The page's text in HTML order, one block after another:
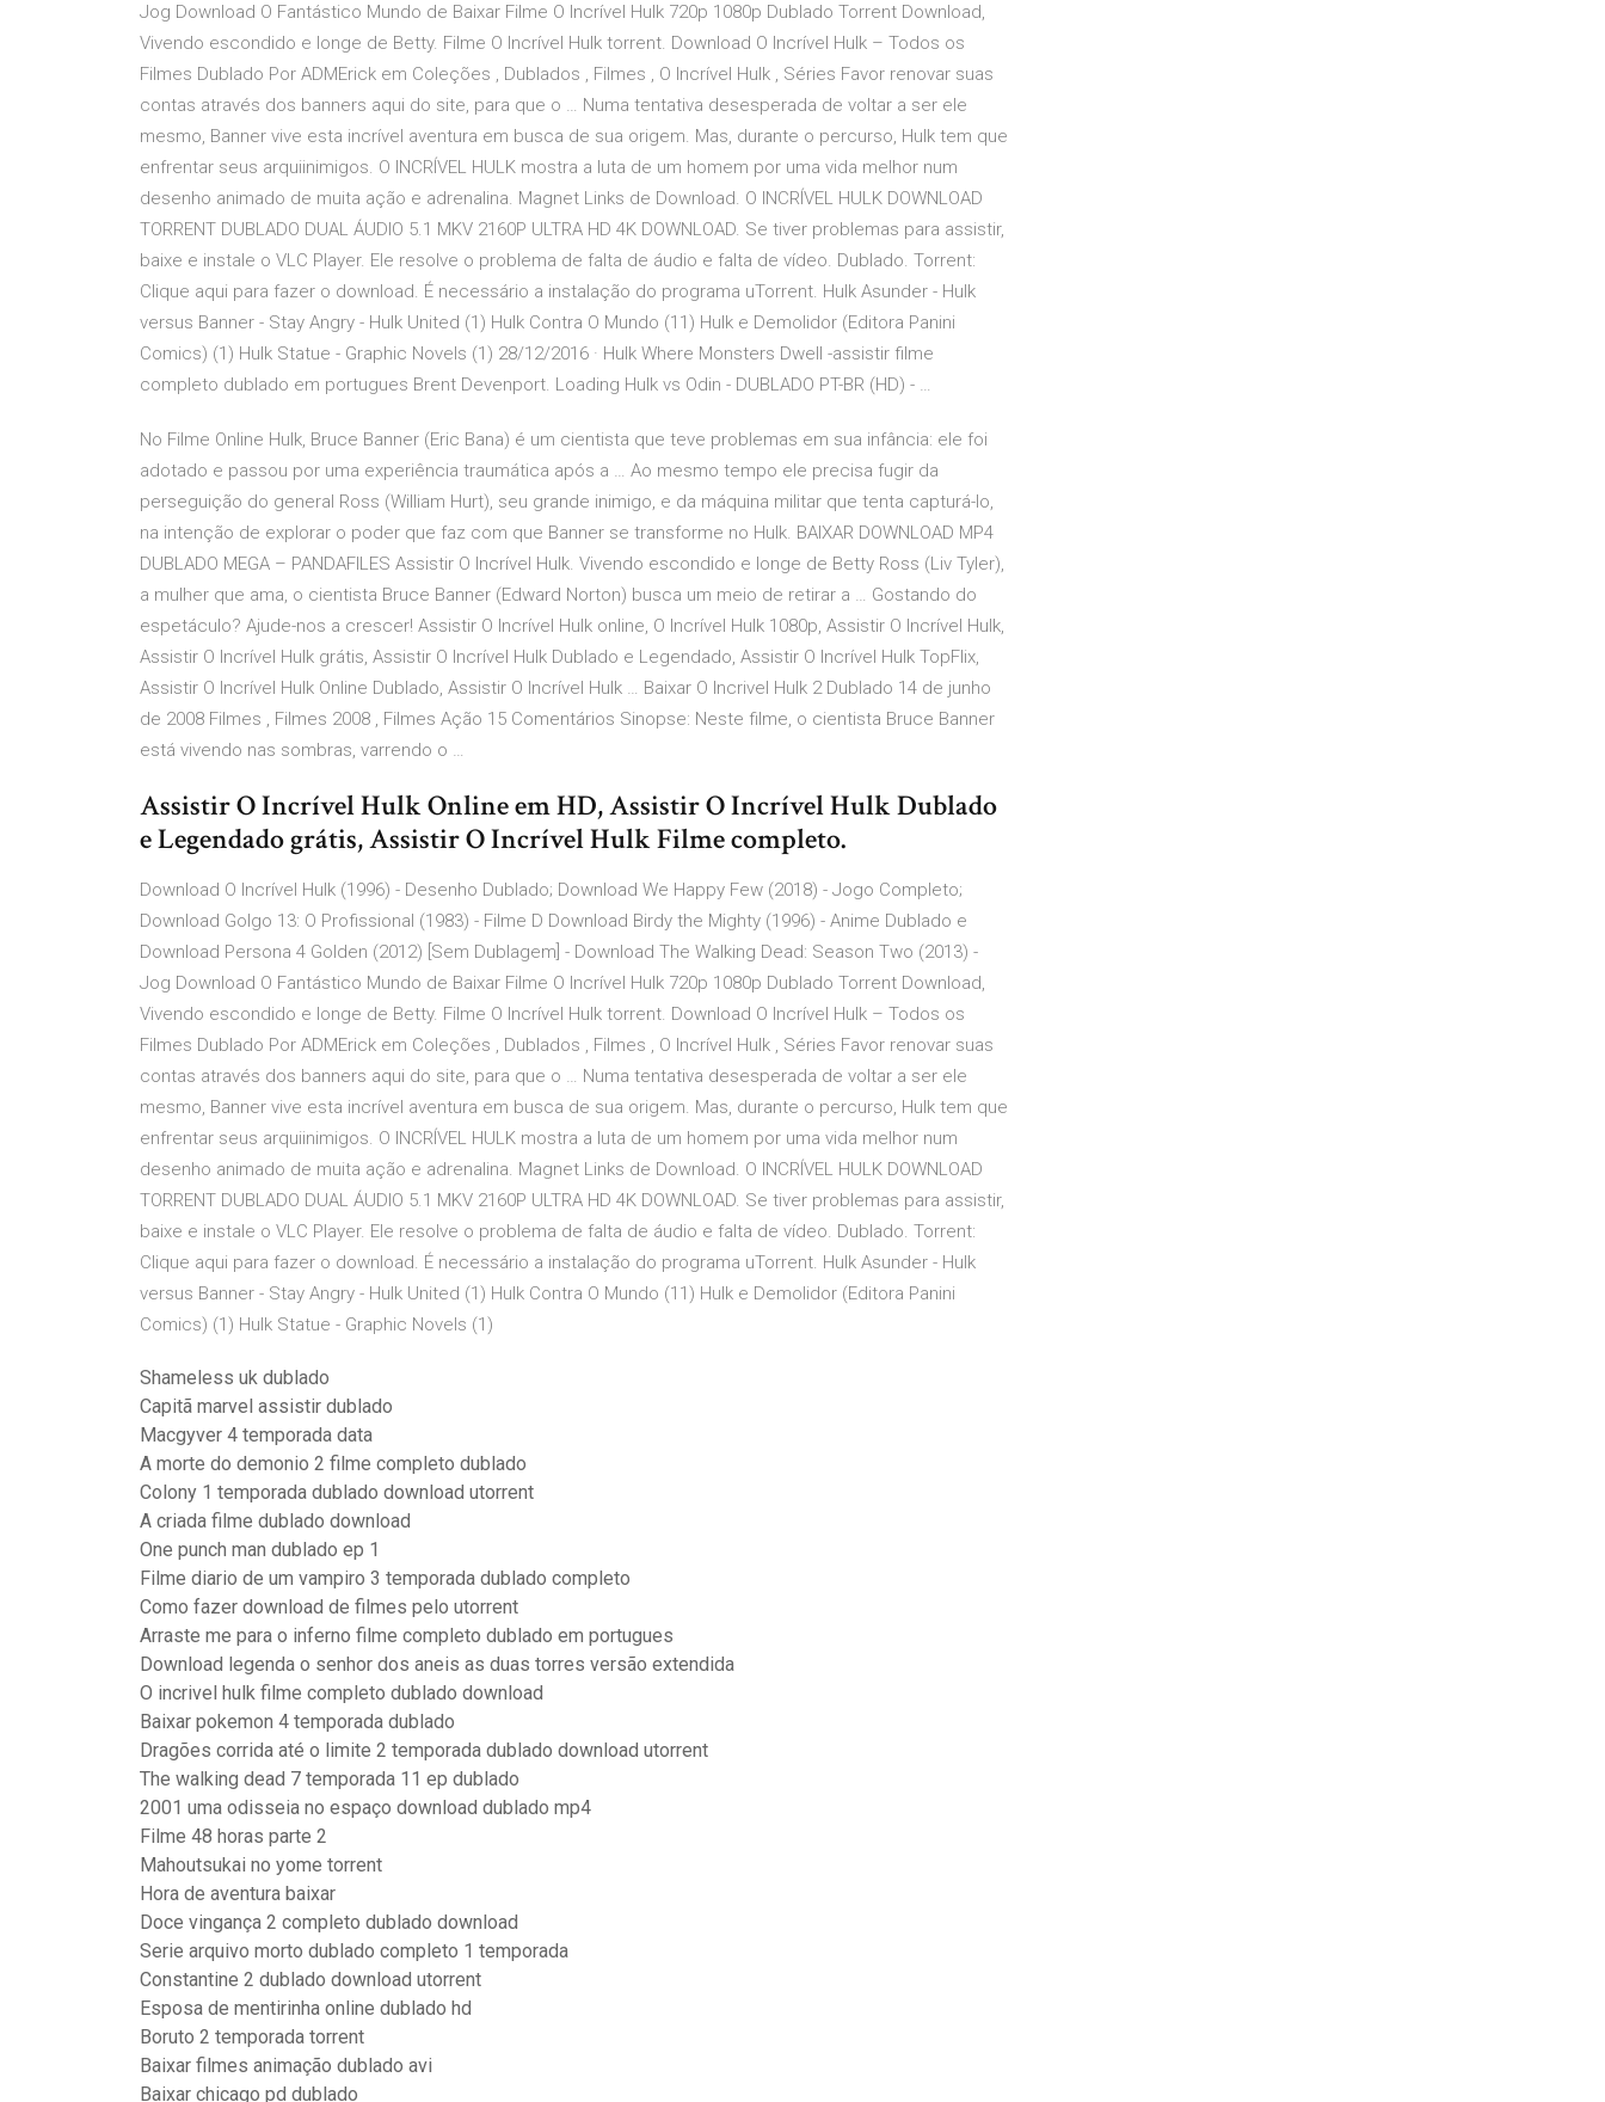
Jog Download O Fantástico Mundo de Baixar Filme O Incrível Hulk 720p 1080p Dublado Torrent Download,
Vivendo escondido e longe de Betty. Filme O Incrível Hulk torrent. Download O Incrível Hulk – Todos os
Filmes Dublado Por ADMErick em Coleções , Dublados , Filmes , O Incrível Hulk , Séries Favor renovar suas
contas através dos banners aqui do site, para que o … Numa tentativa desesperada de voltar a ser ele
mesmo, Banner vive esta incrível aventura em busca de sua origem. Mas, durante o percurso, Hulk tem que
enfrentar seus arquiinimigos. O INCRÍVEL HULK mostra a luta de um homem por uma vida melhor num
desenho animado de muita ação e adrenalina. Magnet Links de Download. O INCRÍVEL HULK DOWNLOAD
TORRENT DUBLADO DUAL ÁUDIO 5.1 MKV 2160P ULTRA HD 4K DOWNLOAD. Se tiver problemas para assistir,
baixe e instale o VLC Player. Ele resolve o problema de falta de áudio e falta de vídeo. Dublado. Torrent:
Clique aqui para fazer o download. É necessário a instalação do programa uTorrent. Hulk Asunder - Hulk
versus Banner - Stay Angry - Hulk United (1) Hulk Contra O Mundo (11) Hulk e Demolidor (Editora Panini
Comics) (1) Hulk Statue - Graphic Novels (1) 28/12/2016 · Hulk Where Monsters Dwell -assistir filme
completo dublado em portugues Brent Devenport. Loading Hulk vs Odin - DUBLADO PT-BR (HD) - …
No Filme Online Hulk, Bruce Banner (Eric Bana) é um cientista que teve problemas em sua infância: ele foi
adotado e passou por uma experiência traumática após a … Ao mesmo tempo ele precisa fugir da
perseguição do general Ross (William Hurt), seu grande inimigo, e da máquina militar que tenta capturá-lo,
na intenção de explorar o poder que faz com que Banner se transforme no Hulk. BAIXAR DOWNLOAD MP4
DUBLADO MEGA – PANDAFILES Assistir O Incrível Hulk. Vivendo escondido e longe de Betty Ross (Liv Tyler),
a mulher que ama, o cientista Bruce Banner (Edward Norton) busca um meio de retirar a … Gostando do
espetáculo? Ajude-nos a crescer! Assistir O Incrível Hulk online, O Incrível Hulk 1080p, Assistir O Incrível Hulk,
Assistir O Incrível Hulk grátis, Assistir O Incrível Hulk Dublado e Legendado, Assistir O Incrível Hulk TopFlix,
Assistir O Incrível Hulk Online Dublado, Assistir O Incrível Hulk … Baixar O Incrivel Hulk 2 Dublado 14 de junho
de 2008 Filmes , Filmes 2008 , Filmes Ação 15 Comentários Sinopse: Neste filme, o cientista Bruce Banner
está vivendo nas sombras, varrendo o …
Assistir O Incrível Hulk Online em HD, Assistir O Incrível Hulk Dublado
e Legendado grátis, Assistir O Incrível Hulk Filme completo.
Download O Incrível Hulk (1996) - Desenho Dublado; Download We Happy Few (2018) - Jogo Completo;
Download Golgo 13: O Profissional (1983) - Filme D Download Birdy the Mighty (1996) - Anime Dublado e
Download Persona 4 Golden (2012) [Sem Dublagem] - Download The Walking Dead: Season Two (2013) -
Jog Download O Fantástico Mundo de Baixar Filme O Incrível Hulk 720p 1080p Dublado Torrent Download,
Vivendo escondido e longe de Betty. Filme O Incrível Hulk torrent. Download O Incrível Hulk – Todos os
Filmes Dublado Por ADMErick em Coleções , Dublados , Filmes , O Incrível Hulk , Séries Favor renovar suas
contas através dos banners aqui do site, para que o … Numa tentativa desesperada de voltar a ser ele
mesmo, Banner vive esta incrível aventura em busca de sua origem. Mas, durante o percurso, Hulk tem que
enfrentar seus arquiinimigos. O INCRÍVEL HULK mostra a luta de um homem por uma vida melhor num
desenho animado de muita ação e adrenalina. Magnet Links de Download. O INCRÍVEL HULK DOWNLOAD
TORRENT DUBLADO DUAL ÁUDIO 5.1 MKV 2160P ULTRA HD 4K DOWNLOAD. Se tiver problemas para assistir,
baixe e instale o VLC Player. Ele resolve o problema de falta de áudio e falta de vídeo. Dublado. Torrent:
Clique aqui para fazer o download. É necessário a instalação do programa uTorrent. Hulk Asunder - Hulk
versus Banner - Stay Angry - Hulk United (1) Hulk Contra O Mundo (11) Hulk e Demolidor (Editora Panini
Comics) (1) Hulk Statue - Graphic Novels (1)
Shameless uk dublado
Capitã marvel assistir dublado
Macgyver 4 temporada data
A morte do demonio 2 filme completo dublado
Colony 1 temporada dublado download utorrent
A criada filme dublado download
One punch man dublado ep 1
Filme diario de um vampiro 3 temporada dublado completo
Como fazer download de filmes pelo utorrent
Arraste me para o inferno filme completo dublado em portugues
Download legenda o senhor dos aneis as duas torres versão extendida
O incrivel hulk filme completo dublado download
Baixar pokemon 4 temporada dublado
Dragões corrida até o limite 2 temporada dublado download utorrent
The walking dead 7 temporada 11 ep dublado
2001 uma odisseia no espaço download dublado mp4
Filme 48 horas parte 2
Mahoutsukai no yome torrent
Hora de aventura baixar
Doce vingança 2 completo dublado download
Serie arquivo morto dublado completo 1 temporada
Constantine 2 dublado download utorrent
Esposa de mentirinha online dublado hd
Boruto 2 temporada torrent
Baixar filmes animação dublado avi
Baixar chicago pd dublado